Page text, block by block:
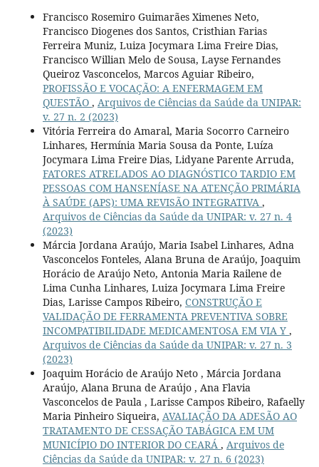
Francisco Rosemiro Guimarães Ximenes Neto,
Francisco Diogenes dos Santos, Cristhian Farias
Ferreira Muniz, Luiza Jocymara Lima Freire Dias,
Francisco Willian Melo de Sousa, Layse Fernandes
Queiroz Vasconcelos, Marcos Aguiar Ribeiro,
PROFISSÃO E VOCAÇÃO: A ENFERMAGEM EM
QUESTÃO , Arquivos de Ciências da Saúde da UNIPAR:
v. 27 n. 2 (2023)
Vitória Ferreira do Amaral, Maria Socorro Carneiro
Linhares, Hermínia Maria Sousa da Ponte, Luíza
Jocymara Lima Freire Dias, Lidyane Parente Arruda,
FATORES ATRELADOS AO DIAGNÓSTICO TARDIO EM
PESSOAS COM HANSENÍASE NA ATENÇÃO PRIMÁRIA
À SAÚDE (APS): UMA REVISÃO INTEGRATIVA ,
Arquivos de Ciências da Saúde da UNIPAR: v. 27 n. 4
(2023)
Márcia Jordana Araújo, Maria Isabel Linhares, Adna
Vasconcelos Fonteles, Alana Bruna de Araújo, Joaquim
Horácio de Araújo Neto, Antonia Maria Railene de
Lima Cunha Linhares, Luiza Jocymara Lima Freire
Dias, Larisse Campos Ribeiro, CONSTRUÇÃO E
VALIDAÇÃO DE FERRAMENTA PREVENTIVA SOBRE
INCOMPATIBILIDADE MEDICAMENTOSA EM VIA Y ,
Arquivos de Ciências da Saúde da UNIPAR: v. 27 n. 3
(2023)
Joaquim Horácio de Araújo Neto , Márcia Jordana
Araújo, Alana Bruna de Araújo , Ana Flavia
Vasconcelos de Paula , Larisse Campos Ribeiro, Rafaelly
Maria Pinheiro Siqueira, AVALIAÇÃO DA ADESÃO AO
TRATAMENTO DE CESSAÇÃO TABÁGICA EM UM
MUNICÍPIO DO INTERIOR DO CEARÁ , Arquivos de
Ciências da Saúde da UNIPAR: v. 27 n. 6 (2023)